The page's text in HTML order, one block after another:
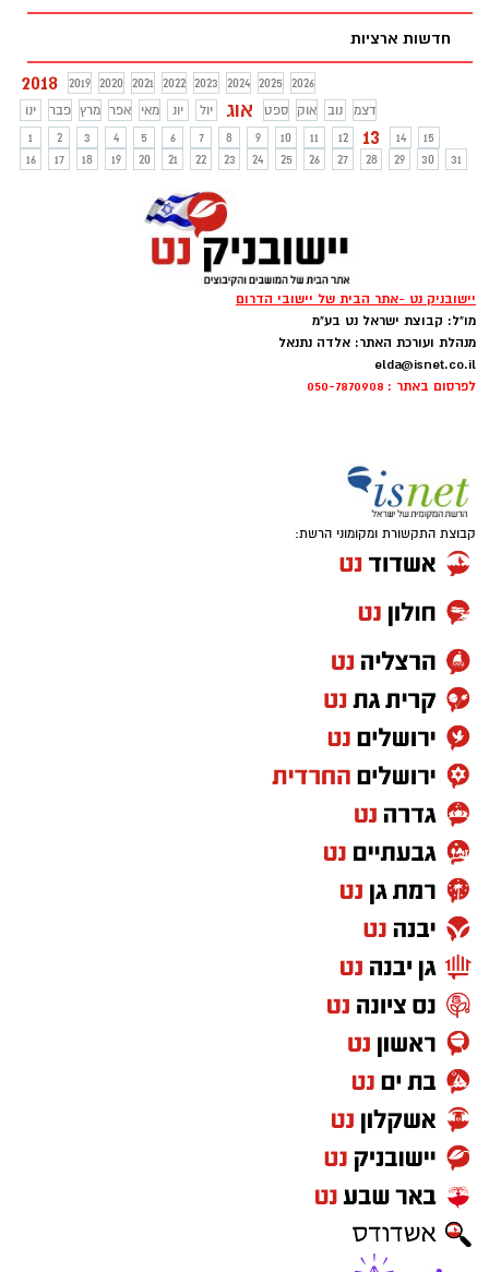
חדשות ארציות
2018 2019 2020 2021 2022 2023 2024 2025
2026
ינו
פבר מרץ אפר מאי יונ יול אוג ספט אוק נוב
דצמ
1
2 3 4 5 6 7 8 9 10 11 12 13 14
15
16
17 18 19 20 21 22 23 24 25 26 27 28 29 30 31
יישובניק נט -אתר הבית של יישובי הדרום
מו"ל: קבוצת ישראל נט בע"מ
מנהלת ועורכת האתר: אלדה נתנאל
elda@isnet.co.il
לפרסום באתר : 050-7870908
קבוצת התקשורת ומקומוני הרשת: